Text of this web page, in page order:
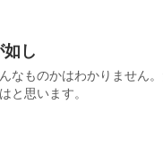
し
なものかはわかりません
と思います。